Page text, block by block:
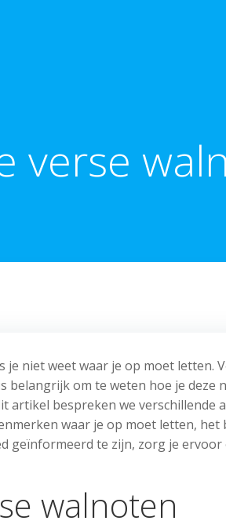
verse
je niet weet waar je op moet letten.
belangrijk om te weten hoe je deze
artikel bespreken we verschillende
waar je op moet letten,
geïnformeerd te zijn, zorg je ervoor
walnoten